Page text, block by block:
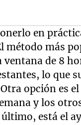
en
método más
de 8
lo que
opción es
y los
está el